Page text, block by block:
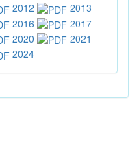
2012
2013
2016
2017
2020
2021
2024